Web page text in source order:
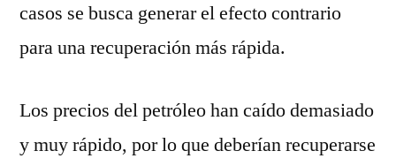
casos se busca generar el efecto contrario
para una recuperación más rápida.
Los precios del petróleo han caído demasiado
y muy rápido, por lo que deberían recuperarse